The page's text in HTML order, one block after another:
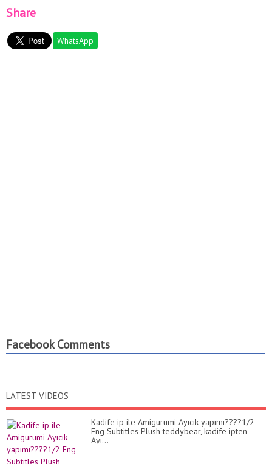
Share
WhatsApp
Facebook Comments
LATEST VIDEOS
Kadife ip ile Amigurumi Ayıcık yapımı????1/2
Eng Subtitles Plush teddybear, kadife ipten
Ayı...